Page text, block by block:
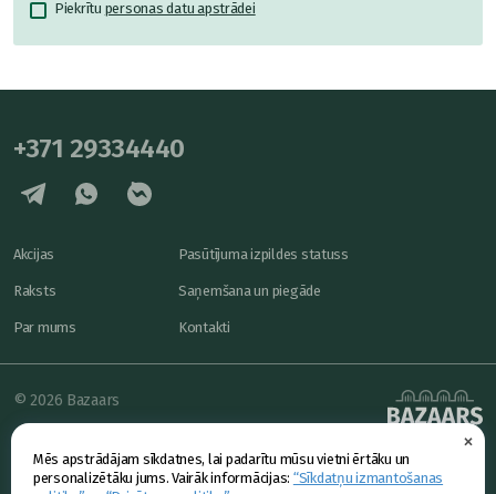
×
Mēs apstrādājam sīkdatnes, lai padarītu mūsu vietni ērtāku un
personalizētāku jums. Vairāk informācijas: “Sīkdatņu izmantošanas
Piekrītu personas datu apstrādei
+371 29334440
Akcijas
Raksts
Par mums
Pasūtījuma izpildes statuss
Saņemšana un piegāde
Kontakti
powered by
© 2026 Bazaars
Konfidencialitāte
Piedāvājums